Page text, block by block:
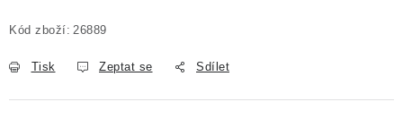
Kód zboží: 26889
Tisk Zeptat se Sdílet